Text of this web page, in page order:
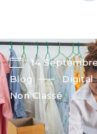
14
Blog
Digital
Non Classé